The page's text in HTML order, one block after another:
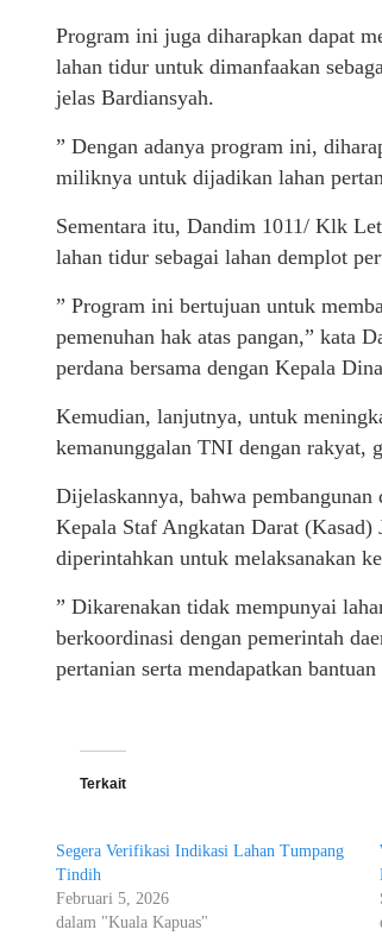
Program ini juga diharapkan dapat
lahan tidur untuk dimanfaakan
jelas Bardiansyah.
” Dengan adanya program ini,
miliknya untuk dijadikan lahan
Sementara itu, Dandim 1011/ Klk
lahan tidur sebagai lahan demplot
” Program ini bertujuan untuk
pemenuhan hak atas pangan,” kata
perdana bersama dengan Kepala
Kemudian, lanjutnya, untuk
kemanunggalan TNI dengan rakyat,
Dijelaskannya, bahwa
Kepala Staf Angkatan Darat
diperintahkan untuk melaksanakan
” Dikarenakan tidak mempunyai
berkoordinasi dengan pemerintah
pertanian serta mendapatkan
Terkait
Segera Verifikasi Indikasi Lahan Tumpang
Tindih
Februari 5, 2026
dalam "Kuala Kapuas"